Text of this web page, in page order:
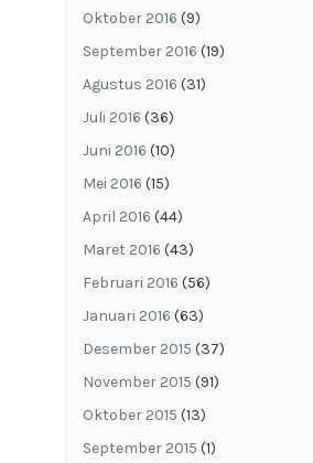
Oktober 2016 (9)
September 2016 (19)
Agustus 2016 (31)
Juli 2016 (36)
Juni 2016 (10)
Mei 2016 (15)
April 2016 (44)
Maret 2016 (43)
Februari 2016 (56)
Januari 2016 (63)
Desember 2015 (37)
November 2015 (91)
Oktober 2015 (13)
September 2015 (1)